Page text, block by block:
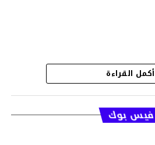
أكمل القراءة
فيس بوك